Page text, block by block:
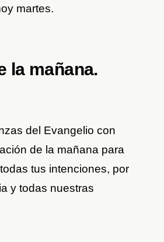
martes.
la mañana.
del Evangelio con
de la mañana para
tus intenciones, por
y todas nuestras